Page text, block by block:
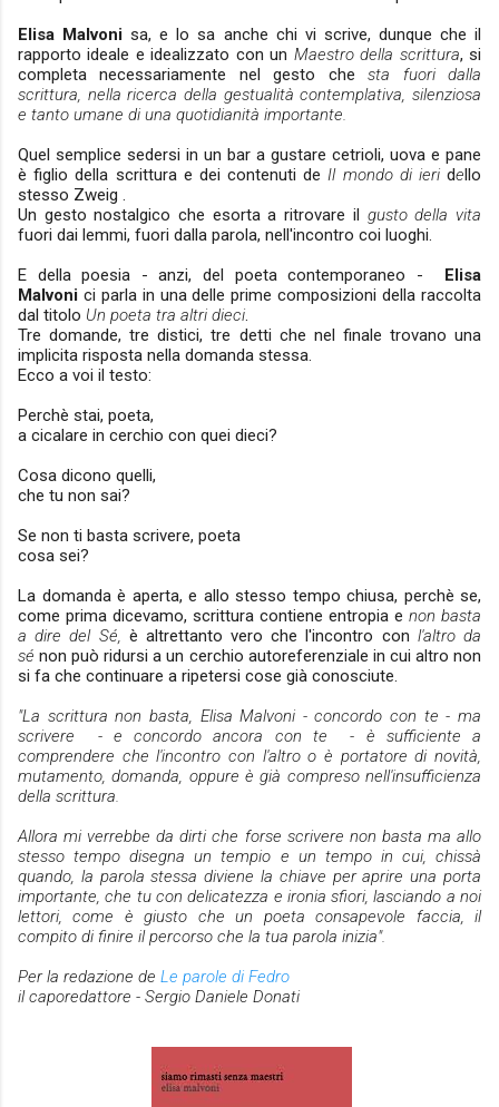
Elisa Malvoni sa, e lo sa anche chi vi scrive, dunque che il
rapporto ideale e idealizzato con un Maestro della scrittura, si
completanecessariamente nel gesto chesta fuori dalla
scrittura, nella ricerca della gestualitàcontemplativa, silenziosa
e tanto umane di una quotidianità importante.
Quel semplice sedersi in un bar a gustare cetrioli, uova e pane
è figlio della scrittura e dei contenuti deIl mondo di ieridello
stesso Zweig .
Un gesto nostalgico che esorta a ritrovare il gusto della vita
fuori dai lemmi, fuori dalla parola, nell'incontro coi luoghi.
E della poesia - anzi, del poeta contemporaneo - Elisa
Malvoni ci parla in una delle prime composizioni della raccolta
dal titolo Un poeta tra altri dieci.
Tre domande, tre distici, tre detti che nel finale trovano una
implicita risposta nella domanda stessa.
Ecco a voi il testo:
Perchè stai, poeta,
a cicalare in cerchio con quei dieci?
Cosa dicono quelli,
che tu non sai?
Se non ti basta scrivere, poeta
cosa sei?
La domanda è aperta, e allo stesso tempo chiusa, perchè se,
come prima dicevamo, scrittura contiene entropia e non basta
a dire del Sé, è altrettanto vero che l'incontro con l'altro da
sé non può ridursi a un cerchio autoreferenziale in cui altro non
si fa che continuare a ripetersi cose già conosciute.
"La scrittura non basta, Elisa Malvoni - concordo con te - ma
scrivere - e concordo ancora con te - è sufficiente a
comprendere che l'incontro con l'altro o è portatore di novità,
mutamento, domanda, oppure è già compreso nell'insufficienza
della scrittura.
Allora mi verrebbe da dirti che forse scrivere non basta ma allo
stesso tempo disegna un tempio e un tempo in cui, chissà
quando, la parola stessa diviene la chiave per aprire una porta
importante, che tu con delicatezza e ironia sfiori, lasciando a noi
lettori, come è giusto che un poeta consapevole faccia, il
compito di finire il percorso che la tua parola inizia".
Per la redazione de Le parole di Fedro
il caporedattore - Sergio Daniele Donati